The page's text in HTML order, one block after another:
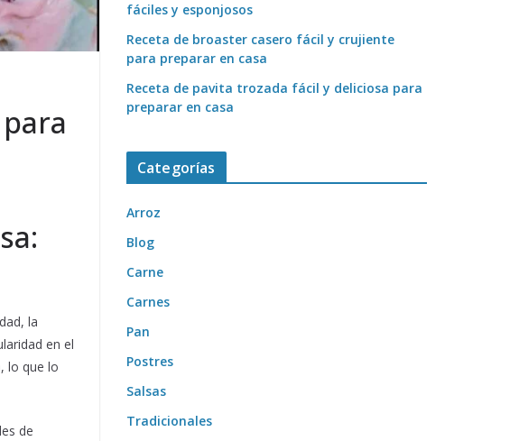
la
en el
lo que lo
de
fáciles y esponjosos
Receta de broaster casero fácil y crujiente
para preparar en casa
Receta de pavita trozada fácil y deliciosa para
preparar en casa
Categorías
Arroz
Blog
Carne
Carnes
Pan
Postres
Salsas
Tradicionales